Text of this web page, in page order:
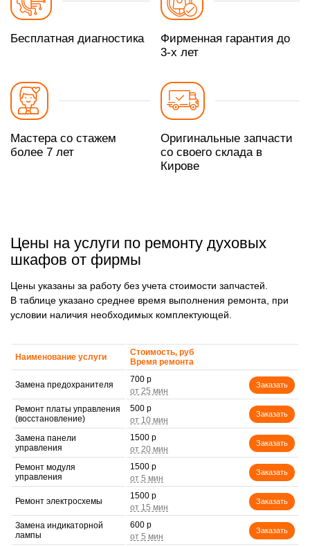
Бесплатная диагностика
Фирменная гарантия до
3-х лет
Мастера со стажем
более 7 лет
Оригинальные запчасти
со своего склада в
Кирове
Цены на услуги по ремонту духовых
шкафов от фирмы
Цены указаны за работу без учета стоимости запчастей.
В таблице указано среднее время выполнения ремонта, при
условии наличия необходимых комплектующей.
Наименование услуги
Стоимость, руб
Время ремонта
Замена предохранителя
700 р
Заказать
Ремонт платы управления
(восстановление)
500 р
Заказать
Замена панели
управления
1500 р
Заказать
Ремонт модуля
управления
1500 р
Заказать
Ремонт электросхемы
1500 р
Заказать
Замена индикаторной
лампы
600 р
Заказать